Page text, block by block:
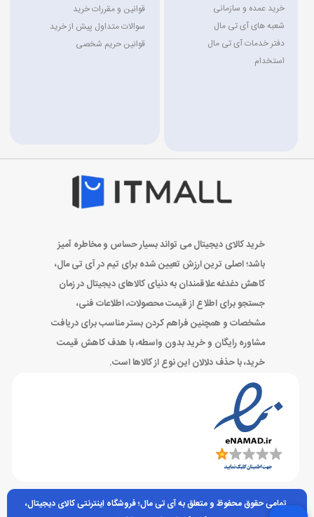
خرید عمده و سازمانی
شعبه های آی تی مال
دفتر خدمات آی تی مال
استخدام
قوانین و مقررات خرید
سوالات متداول پیش از خرید
قوانین حریم شخصی
خرید کالای دیجیتال می تواند بسیار حساس و مخاطره آمیز
باشد؛ اصلی ترین ارزش تعیین شده برای تیم در آی تی مال،
کاهش دغدغه علاقمندان به دنیای کالاهای دیجیتال در زمان
جستجو برای اطلاع از قیمت محصولات، اطلاعات فنی،
مشخصات و همچنین فراهم کردن بستر مناسب برای دریافت
مشاوره رایگان و خرید بدون واسطه، با هدف کاهش قیمت
خرید، با حذف دلالان این نوع از کالاها است.
تمامی حقوق محفوظ و متعلق به آی تی مال؛ فروشگاه اینترنتی کالای دیجیتال،